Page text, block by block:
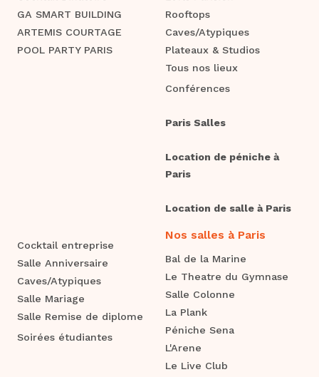
En suivant ces conseils et en faisant appel à des
professionnels de l'événementiel comme Alliance
Événement, vous pouvez organiser une soirée
GA SMART BUILDING
ARTEMIS COURTAGE
POOL PARTY PARIS
Rooftops
Caves/Atypiques
Plateaux & Studios
Tous nos lieux
Conférences
Paris Salles
Location de péniche à
Paris
Location de salle à Paris
Cocktail entreprise
Salle Anniversaire
Caves/Atypiques
Salle Mariage
Salle Remise de diplome
Soirées étudiantes
Nos salles à Paris
Bal de la Marine
Le Theatre du Gymnase
Salle Colonne
La Plank
Péniche Sena
L'Arene
Le Live Club